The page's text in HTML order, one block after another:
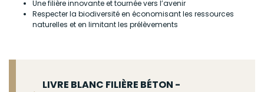
Une filière innovante et tournée vers l’avenir
Respecter la biodiversité en économisant les ressources
naturelles et en limitant les prélèvements
Fichier
LIVRE BLANC FILIÈRE BÉTON -